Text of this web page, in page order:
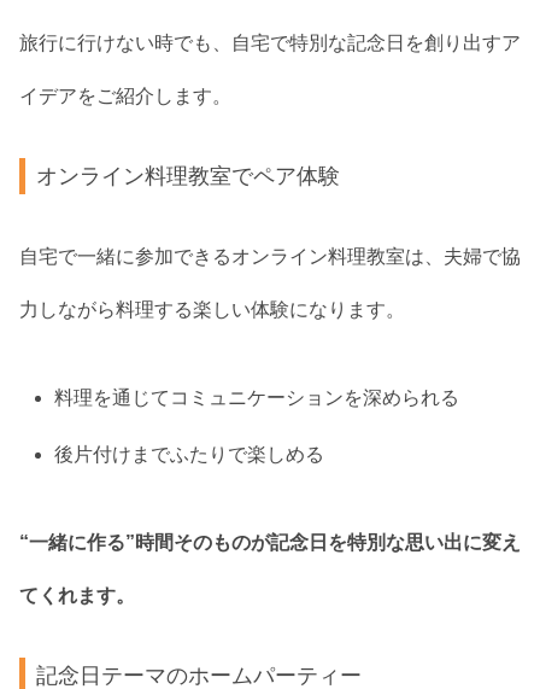
旅行に行けない時でも、自宅で特別な記念日を創り出すア
イデアをご紹介します。
オンライン料理教室でペア体験
自宅で一緒に参加できるオンライン料理教室は、夫婦で協
力しながら料理する楽しい体験になります。
料理を通じてコミュニケーションを深められる
後片付けまでふたりで楽しめる
“一緒に作る”時間そのものが記念日を特別な思い出に変え
てくれます。
記念日テーマのホームパーティー